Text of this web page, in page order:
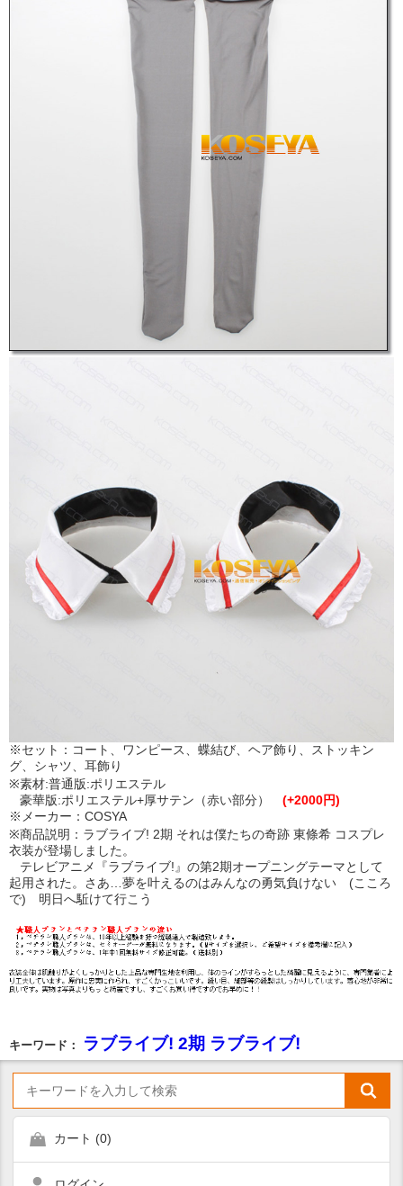
※セット：コート、ワンピース、蝶結び、ヘア飾り、ストッキン
グ、シャツ、耳飾り
※素材:普通版:ポリエステル
豪華版:ポリエステル+厚サテン（赤い部分）
(+2000円)
※メーカー：COSYA
※商品説明：ラブライブ! 2期 それは僕たちの奇跡 東條希 コスプレ
衣装が登場しました。
テレビアニメ『ラブライブ!』の第2期オープニングテーマとして
起用された。さあ…夢を叶えるのはみんなの勇気負けない (こころ
で) 明日へ駈けて行こう
キーワード： ラブライブ! 2期 ラブライブ!
カート (0)